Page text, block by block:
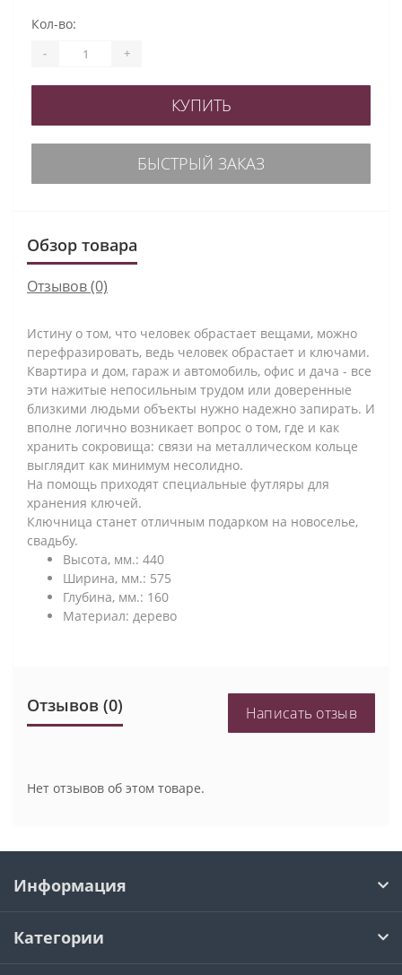
Кол-во:
- +
КУПИТЬ
БЫСТРЫЙ ЗАКАЗ
Обзор товара
Отзывов (0)
Истину о том, что человек обрастает вещами, можно
перефразировать, ведь человек обрастает и ключами.
Квартира и дом, гараж и автомобиль, офис и дача - все
эти нажитые непосильным трудом или доверенные
близкими людьми объекты нужно надежно запирать. И
вполне логично возникает вопрос о том, где и как
хранить сокровища: связи на металлическом кольце
выглядит как минимум несолидно.
На помощь приходят специальные футляры для
хранения ключей.
Ключница станет отличным подарком на новоселье,
свадьбу.
Высота, мм.: 440
Ширина, мм.: 575
Глубина, мм.: 160
Материал: дерево
Отзывов (0) Написать отзыв
Нет отзывов об этом товаре.
Информация
Категории